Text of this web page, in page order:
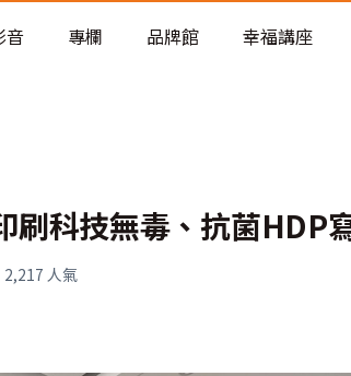
翻新關鍵
值煥新術
音 專欄 品牌館 幸福講座
刷科技無毒、抗菌HDP
2,217 人氣